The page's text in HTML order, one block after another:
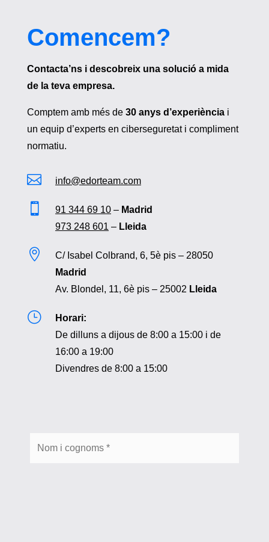
Comencem?
Contacta’ns i descobreix una solució a mida
de la teva empresa.
Comptem amb més de 30 anys d’experiènciai
un equip d’experts en ciberseguretat i compliment
normatiu.
 info@edorteam.com
 91 344 69 10– Madrid
973 248 601 – Lleida

C/ Isabel Colbrand, 6, 5è pis – 28050
Madrid
Av. Blondel, 11, 6è pis – 25002 Lleida
}
Horari:
De dilluns a dijous de 8:00 a 15:00 i de
16:00 a 19:00
Divendres de 8:00 a 15:00